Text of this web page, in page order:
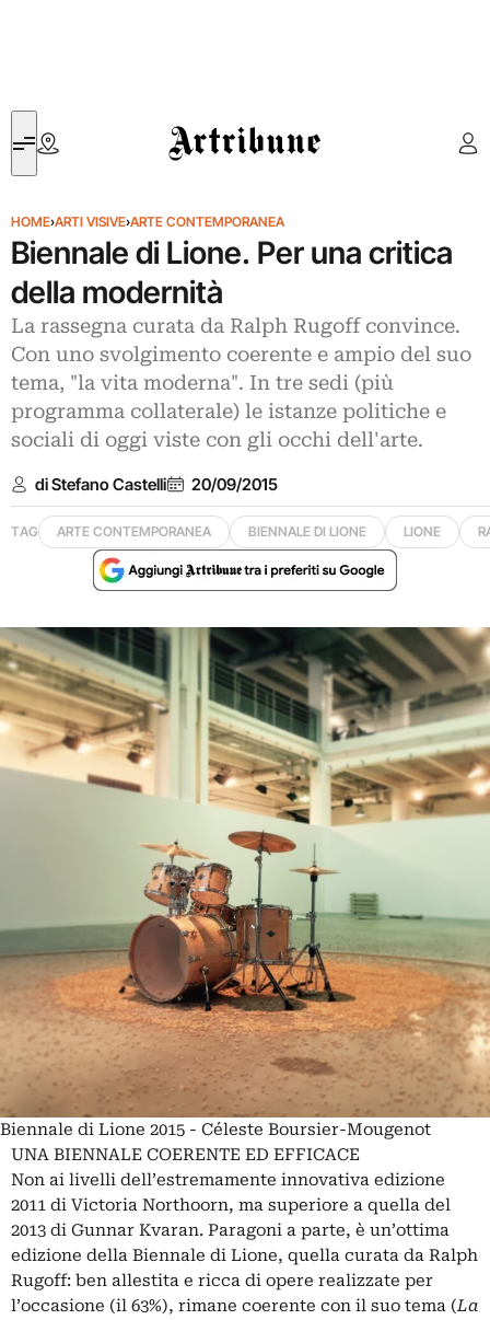
Artribune
HOME›ARTI VISIVE›ARTE CONTEMPORANEA
Biennale di Lione. Per una critica
della modernità
La rassegna curata da Ralph Rugoff convince.
Con uno svolgimento coerente e ampio del suo
tema, "la vita moderna". In tre sedi (più
programma collaterale) le istanze politiche e
sociali di oggi viste con gli occhi dell'arte.
di Stefano Castelli 20/09/2015
TAG ARTE CONTEMPORANEA BIENNALE DI LIONE LIONE
Biennale di Lione 2015 - Céleste Boursier-Mougenot
UNA BIENNALE COERENTE ED EFFICACE
Non ai livelli dell’estremamente innovativa edizione
2011 di Victoria Northoorn, ma superiore a quella del
2013 di Gunnar Kvaran. Paragoni a parte, è un’ottima
edizione della Biennale di Lione, quella curata da Ralph
Rugoff: ben allestita e ricca di opere realizzate per
l’occasione (il 63%), rimane coerente con il suo tema (La